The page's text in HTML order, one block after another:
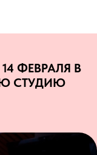
ФЕВРАЛЯ В
СТУДИЮ